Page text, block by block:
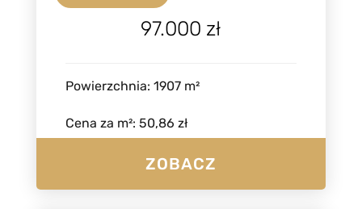
97.000 zł
Powierzchnia: 1907m²
Cena za m²: 50,86 zł
ZOBACZ